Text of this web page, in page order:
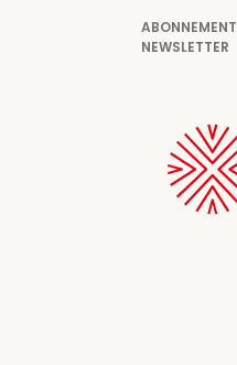
ABONNEMENT
NEWSLETTER